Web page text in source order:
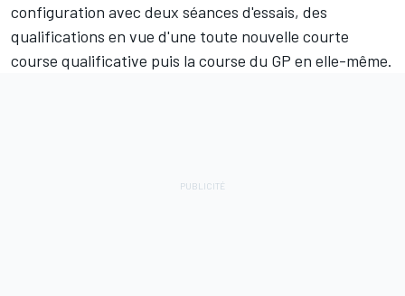
configuration avec deux séances d'essais, des
qualifications en vue d'une toute nouvelle courte
course qualificative puis la course du GP en elle-même.